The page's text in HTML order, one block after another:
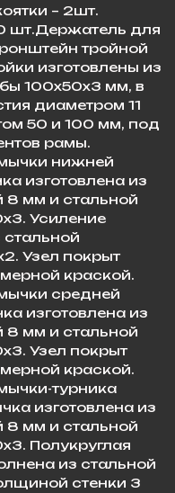
– 2шт.
шт.Держатель для
тройной
изготовлены из
100х50х3 мм, в
диаметром 11
50 и 100 мм, под
рамы.
нижней
изготовлена из
8 мм и стальной
Усиление
стальной
Узел покрыт
краской.
средней
изготовлена из
8 мм и стальной
Узел покрыт
краской.
турника
изготовлена из
8 мм и стальной
Полукруглая
из стальной
стенки 3